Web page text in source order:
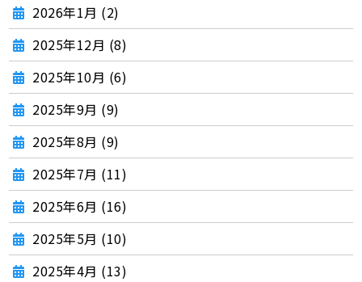
2026年1月 (2)
2025年12月 (8)
2025年10月 (6)
2025年9月 (9)
2025年8月 (9)
2025年7月 (11)
2025年6月 (16)
2025年5月 (10)
2025年4月 (13)